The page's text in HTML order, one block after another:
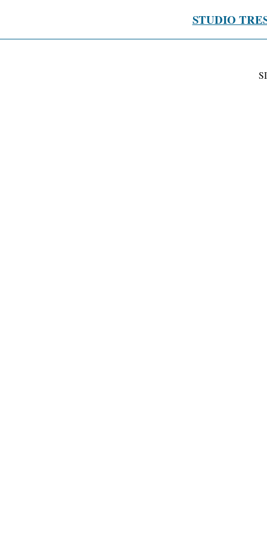
STUDIO